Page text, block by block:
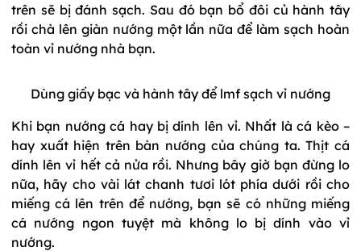
trên sẽ bị đánh sạch. Sau đó bạn bổ đôi củ hành tây
rồi chà lên giàn nướng một lần nữa để làm sạch hoàn
toàn vỉ nướng nhà bạn.
Dùng giấy bạc và hành tây để lmf sạch vỉ nướng
Khi bạn nướng cá hay bị dính lên vỉ. Nhất là cá kèo –
hay xuất hiện trên bàn nướng của chúng ta. Thịt cá
dính lên vỉ hết cả nửa rồi. Nhưng bây giờ bạn đừng lo
nữa, hãy cho vài lát chanh tươi lót phía dưới rồi cho
miếng cá lên trên để nướng, bạn sẽ có những miếng
cá nướng ngon tuyệt mà không lo bị dính vào vỉ
nướng.